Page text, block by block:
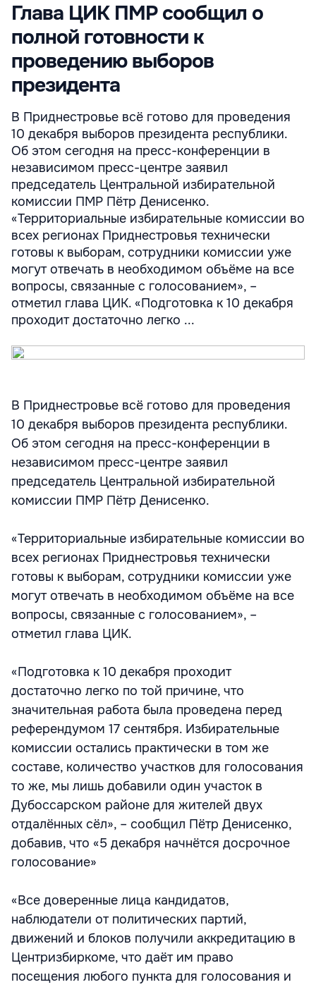
Глава ЦИК ПМР сообщил о
полной готовности к
проведению выборов
президента
В Приднестровье всё готово для проведения
10 декабря выборов президента республики.
Об этом сегодня на пресс-конференции в
независимом пресс-центре заявил
председатель Центральной избирательной
комиссии ПМР Пётр Денисенко.
«Территориальные избирательные комиссии во
всех регионах Приднестровья технически
готовы к выборам, сотрудники комиссии уже
могут отвечать в необходимом объёме на все
вопросы, связанные с голосованием», –
отметил глава ЦИК. «Подготовка к 10 декабря
проходит достаточно легко ...
В Приднестровье всё готово для проведения
10 декабря выборов президента республики.
Об этом сегодня на пресс-конференции в
независимом пресс-центре заявил
председатель Центральной избирательной
комиссии ПМР Пётр Денисенко.
«Территориальные избирательные комиссии во
всех регионах Приднестровья технически
готовы к выборам, сотрудники комиссии уже
могут отвечать в необходимом объёме на все
вопросы, связанные с голосованием», –
отметил глава ЦИК.
«Подготовка к 10 декабря проходит
достаточно легко по той причине, что
значительная работа была проведена перед
референдумом 17 сентября. Избирательные
комиссии остались практически в том же
составе, количество участков для голосования
то же, мы лишь добавили один участок в
Дубоссарском районе для жителей двух
отдалённых сёл», – сообщил Пётр Денисенко,
добавив, что «5 декабря начнётся досрочное
голосование»
«Все доверенные лица кандидатов,
наблюдатели от политических партий,
движений и блоков получили аккредитацию в
Центризбиркоме, что даёт им право
посещения любого пункта для голосования и